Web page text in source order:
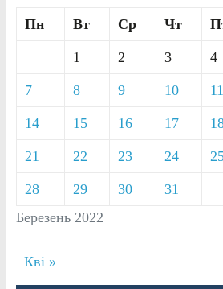
Березень 2022
Пн Вт Ср Чт
1 2 3 4
7 8 9 10 11
14 15 16 17
21 22 23 24
28 29 30 31
Кві »